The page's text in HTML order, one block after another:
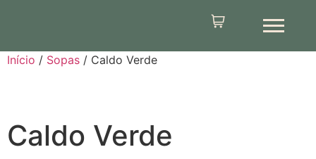
Início / Sopas / Caldo Verde
Caldo Verde